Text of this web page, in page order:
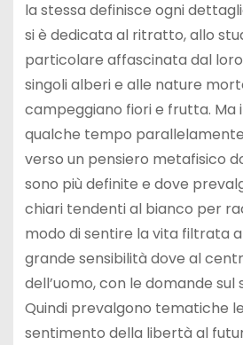
la stessa definisce ogni
si è dedicata al ritratto, allo
particolare affascinata dal
singoli alberi e alle nature
campeggiano fiori e frutta. Ma
qualche tempo
verso un pensiero metafisico
sono più definite e dove
chiari tendenti al bianco per
modo di sentire la vita filtrata
grande sensibilità dove al
dell’uomo, con le domande sul
Quindi prevalgono tematiche
sentimento della libertà al